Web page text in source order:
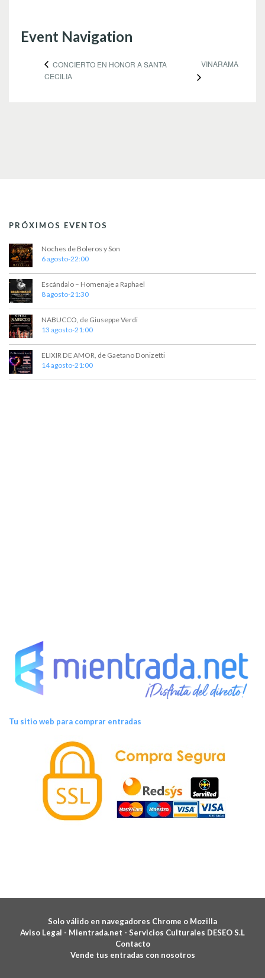
Event Navigation
CONCIERTO EN HONOR A SANTA
CECILIA
VINARAMA
PRÓXIMOS EVENTOS
Noches de Boleros y Son
6 agosto-22:00
Escándalo – Homenaje a Raphael
8 agosto-21:30
NABUCCO, de Giuseppe Verdi
13 agosto-21:00
ELIXIR DE AMOR, de Gaetano Donizetti
14 agosto-21:00
Tu sitio web para comprar entradas
Solo válido en navegadores Chrome o Mozilla
Aviso Legal - Mientrada.net - Servicios Culturales DESEO S.L
Contacto
Vende tus entradas con nosotros